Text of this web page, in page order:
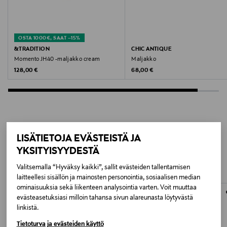
LISÄTIETOJA EVÄSTEISTÄ JA
YKSITYISYYDESTÄ
Valitsemalla “Hyväksy kaikki”, sallit evästeiden tallentamisen
laitteellesi sisällön ja mainosten personointia, sosiaalisen median
ominaisuuksia sekä liikenteen analysointia varten. Voit muuttaa
evästeasetuksiasi milloin tahansa sivun alareunasta löytyvästä
linkistä.
Tietoturva ja evästeiden käyttö
Koko
13 x 13 x 14 cm
Valmistusmaa
Portugali
VP0017002103
Valmistaja
Artek Oy
Valmistajan osoite
OSTA 1000€, SAAT –15%
&TRADITION
Momento JH40 -maljakko cream
Original Price
128,00 €
CHIC ANTIQUE
Maljakko
Original Price
68,00 €
LISÄÄ KIINNOSTAVIA
TUOTTEITA
ONLINE EXCLUSIVE